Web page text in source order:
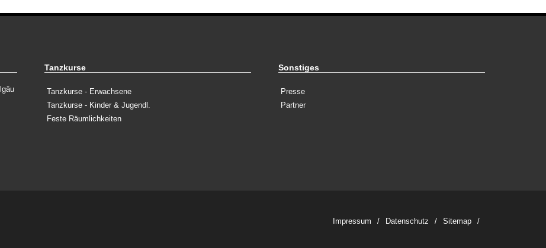
Tanzkurse
Tanzkurse - Erwachsene
Tanzkurse - Kinder & Jugendl.
Feste Räumlichkeiten
Sonstiges
Presse
Partner
Impressum Datenschutz Sitemap